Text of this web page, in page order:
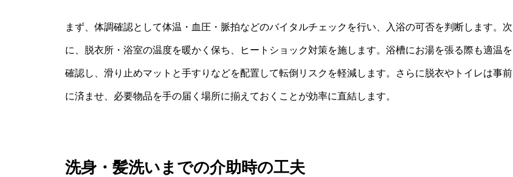
まず、体調確認として体温・血圧・脈拍などのバイタルチェックを行い、入浴の可否を判断します。次
に、脱衣所・浴室の温度を暖かく保ち、ヒートショック対策を施します。浴槽にお湯を張る際も適温を
確認し、滑り止めマットと手すりなどを配置して転倒リスクを軽減します。さらに脱衣やトイレは事前
に済ませ、必要物品を手の届く場所に揃えておくことが効率に直結します。
洗身・髪洗いまでの介助時の工夫